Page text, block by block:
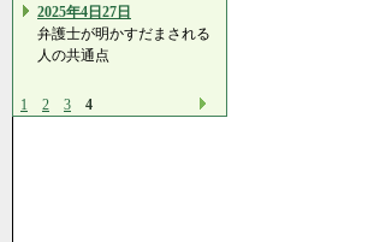
2025年4日27日
弁護士が明かすだまされる
人の共通点
1 2 3 4